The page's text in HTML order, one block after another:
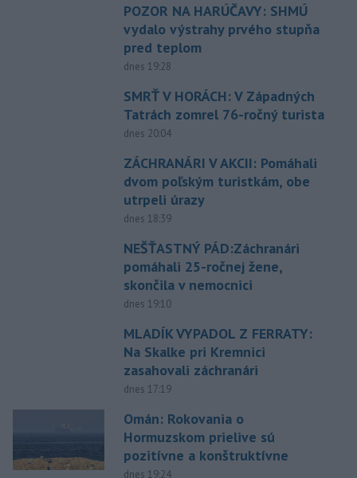
POZOR NA HARÚČAVY: SHMÚ
vydalo výstrahy prvého stupňa
pred teplom
dnes 19:28
SMRŤ V HORÁCH: V Západných
Tatrách zomrel 76-ročný turista
dnes 20:04
ZÁCHRANÁRI V AKCII: Pomáhali
dvom poľským turistkám, obe
utrpeli úrazy
dnes 18:39
NEŠŤASTNÝ PÁD:Záchranári
pomáhali 25-ročnej žene,
skončila v nemocnici
dnes 19:10
MLADÍK VYPADOL Z FERRATY:
Na Skalke pri Kremnici
zasahovali záchranári
dnes 17:19
Omán: Rokovania o
Hormuzskom prielive sú
pozitívne a konštruktívne
dnes 19:24